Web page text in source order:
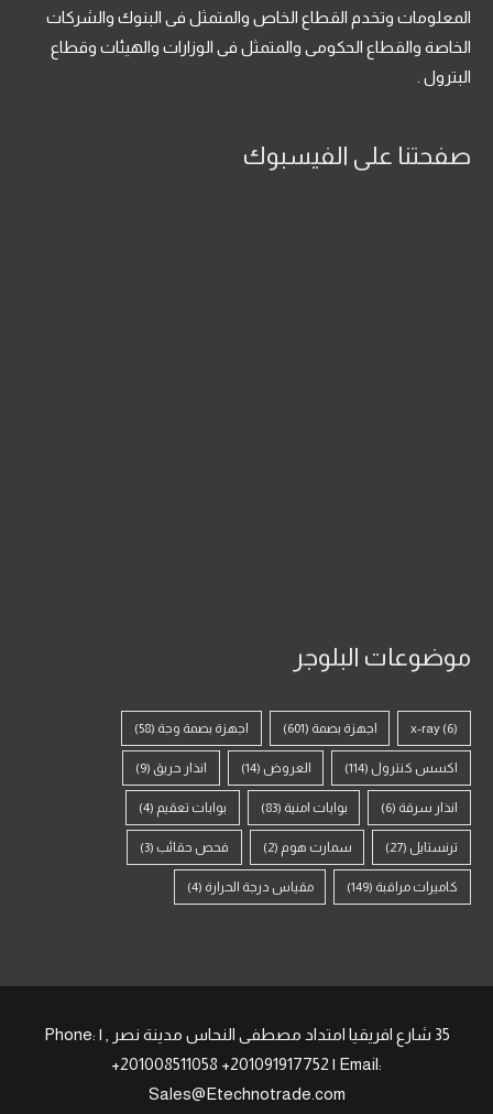
المعلومات وتخدم القطاع الخاص والمتمثل فى البنوك والشركات
الخاصة والقطاع الحكومى والمتمثل فى الوزارات والهيئات وقطاع
البترول .
صفحتنا على الفيسبوك
موضوعات البلوجر
x-ray (6) اجهزة بصمة (601) اجهزة بصمة وجة (58)
اكسس كنترول (114) العروض (14) انذار حريق (9)
انذار سرقة (6) بوابات امنية (83) بوابات تعقيم (4)
ترنستايل (27) سمارت هوم (2) فحص حقائب (3)
كاميرات مراقبة (149) مقياس درجة الحرارة (4)
35 شارع افريقيا امتداد مصطفى النحاس مدينة نصر , | Phone:
+201008511058 +201091917752 | Email:
Sales@Etechnotrade.com